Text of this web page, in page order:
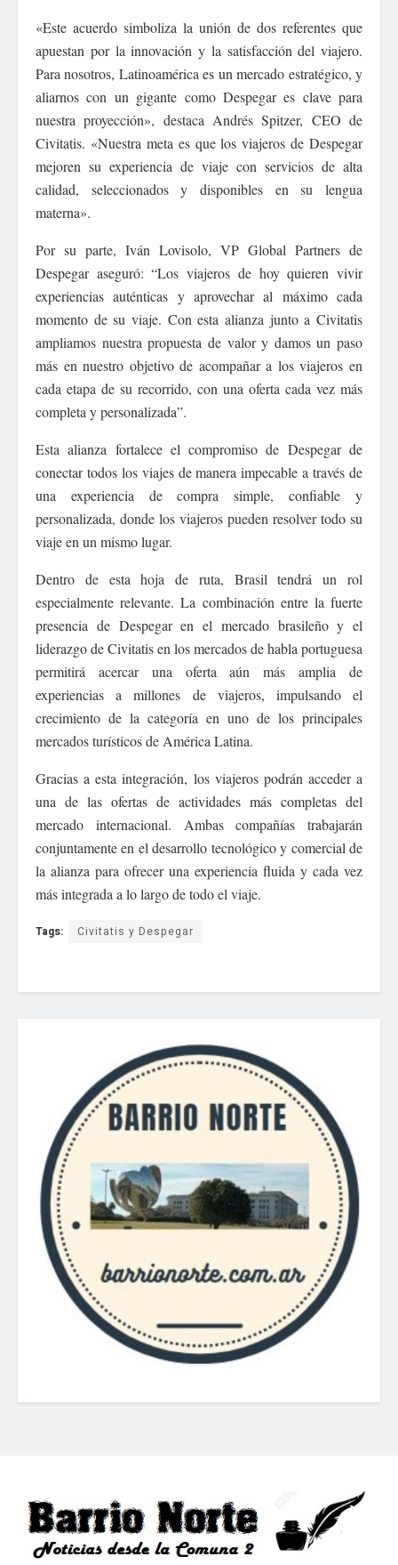
«Este acuerdo simboliza la unión de dos referentes que
apuestan por la innovación y la satisfacción del viajero.
Para nosotros, Latinoamérica es un mercado estratégico, y
aliarnos con un gigante como Despegar es clave para
nuestra proyección», destaca Andrés Spitzer, CEO de
Civitatis. «Nuestra meta es que los viajeros de Despegar
mejoren su experiencia de viaje con servicios de alta
calidad, seleccionados y disponibles en su lengua
materna».
Por su parte, Iván Lovisolo, VP Global Partners de
Despegar aseguró: “Los viajeros de hoy quieren vivir
experiencias auténticas y aprovechar al máximo cada
momento de su viaje. Con esta alianza junto a Civitatis
ampliamos nuestra propuesta de valor y damos un paso
más en nuestro objetivo de acompañar a los viajeros en
cada etapa de su recorrido, con una oferta cada vez más
completa y personalizada”.
Esta alianza fortalece el compromiso de Despegar de
conectar todos los viajes de manera impecable a través de
una experiencia de compra simple, confiable y
personalizada, donde los viajeros pueden resolver todo su
viaje en un mismo lugar.
Dentro de esta hoja de ruta, Brasil tendrá un rol
especialmente relevante. La combinación entre la fuerte
presencia de Despegar en el mercado brasileño y el
liderazgo de Civitatis en los mercados de habla portuguesa
permitirá acercar una oferta aún más amplia de
experiencias a millones de viajeros, impulsando el
crecimiento de la categoría en uno de los principales
mercados turísticos de América Latina.
Gracias a esta integración, los viajeros podrán acceder a
una de las ofertas de actividades más completas del
mercado internacional. Ambas compañías trabajarán
conjuntamente en el desarrollo tecnológico y comercial de
la alianza para ofrecer una experiencia fluida y cada vez
más integrada a lo largo de todo el viaje.
Tags: Civitatis y Despegar